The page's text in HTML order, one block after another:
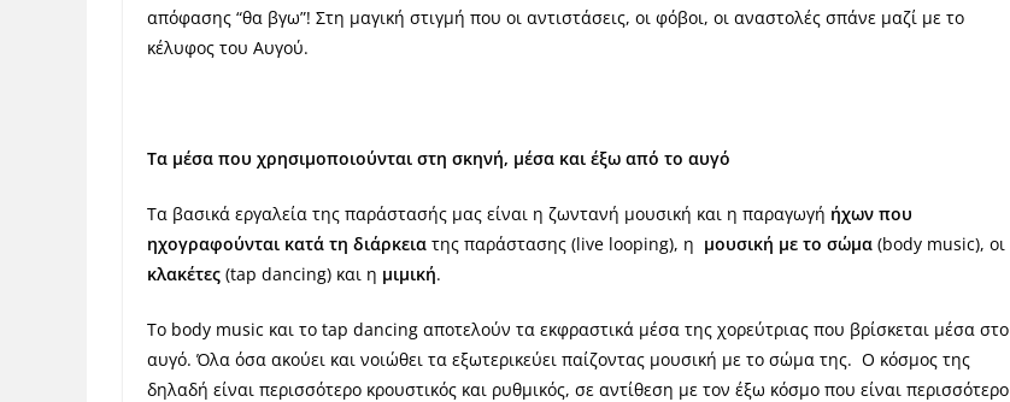
απόφασης “θα βγω”! Στη μαγική στιγμή που οι αντιστάσεις, οι φόβοι, οι αναστολές σπάνε μαζί με το
κέλυφος του Αυγού.
Τα μέσα που χρησιμοποιούνται στη σκηνή, μέσα και έξω από το αυγό
Τα βασικά εργαλεία της παράστασής μας είναι η ζωντανή μουσική και η παραγωγή ήχων που
ηχογραφούνται κατά τη διάρκεια της παράστασης (live looping), η μουσική με το σώμα (body music), οι
κλακέτες (tap dancing) και η μιμική.
Το body music και το tap dancing αποτελούν τα εκφραστικά μέσα της χορεύτριας που βρίσκεται μέσα στο
αυγό. Όλα όσα ακούει και νοιώθει τα εξωτερικεύει παίζοντας μουσική με το σώμα της. Ο κόσμος της
δηλαδή είναι περισσότερο κρουστικός και ρυθμικός, σε αντίθεση με τον έξω κόσμο που είναι περισσότερο